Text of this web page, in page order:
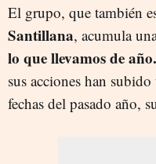
El grupo, que también
Santillana, acumula
lo que llevamos de año.
sus acciones han
fechas del pasado año,